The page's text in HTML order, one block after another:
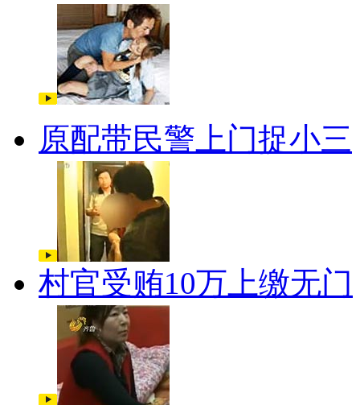
原配带民警上门捉小三
村官受贿10万上缴无门